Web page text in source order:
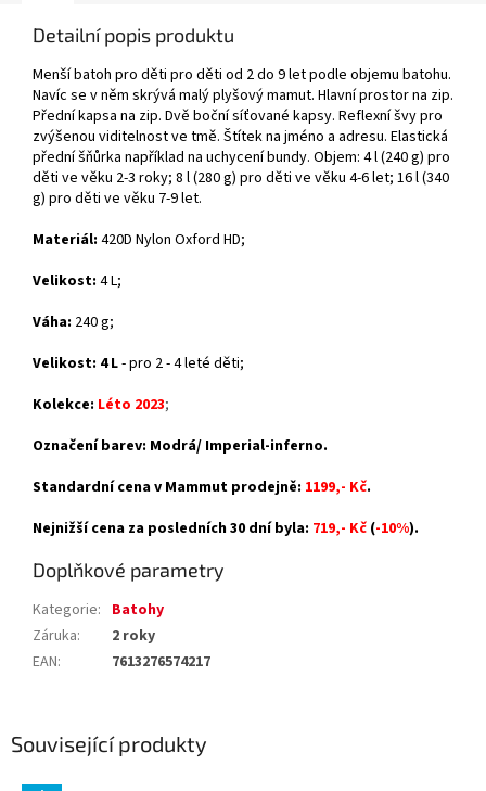
Související produkty
Detailní popis produktu
Menší batoh pro děti pro děti od 2 do 9 let podle objemu batohu.
Navíc se v něm skrývá malý plyšový mamut. Hlavní prostor na zip.
Přední kapsa na zip. Dvě boční síťované kapsy. Reflexní švy pro
zvýšenou viditelnost ve tmě. Štítek na jméno a adresu. Elastická
přední šňůrka například na uchycení bundy. Objem: 4 l (240 g) pro
děti ve věku 2-3 roky; 8 l (280 g) pro děti ve věku 4-6 let; 16 l (340
g) pro děti ve věku 7-9 let.
Materiál: 420D Nylon Oxford HD;
Velikost: 4 L;
Váha: 240 g;
Velikost: 4 L- pro 2 - 4 leté děti;
Kolekce: Léto 2023;
Označení barev: Modrá/ Imperial-inferno.
Standardní cena v Mammut prodejně: 1199,- Kč.
Nejnižší cena za posledních 30 dní byla: 719,- Kč (-10%).
Doplňkové parametry
Kategorie: Batohy
Záruka:
2 roky
EAN: 7613276574217